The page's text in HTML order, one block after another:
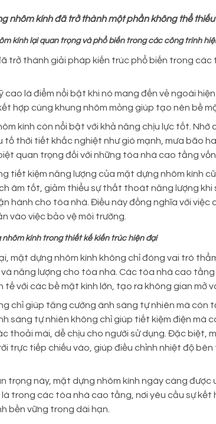
nhôm kính đã trở thành một phần không thể
kính lại quan trọng và phổ biến trong các công trình
trở thành giải pháp kiến trúc phổ biến trong các
là điểm nổi bật khi nó mang đến vẻ ngoài
hợp cùng khung nhôm mỏng giúp tạo nên bề
kính còn nổi bật với khả năng chịu lực tốt.
tố thời tiết khắc nghiệt như gió mạnh, mưa bão
quan trọng đối với những tòa nhà cao tầng
tiết kiệm năng lượng của mặt dựng nhôm kính
âm tốt, giảm thiểu sự thất thoát năng lượng khi
hành cho tòa nhà. Điều này đồng nghĩa với
vào việc bảo vệ môi trường.
nhôm kính trong thiết kế kiến trúc hiện đại
mặt dựng nhôm kính không chỉ đóng vai trò
năng lượng cho tòa nhà. Các tòa nhà cao
với các bề mặt kính lớn, tạo ra không gian mở
chỉ giúp tăng cường ánh sáng tự nhiên mà còn
sáng tự nhiên không chỉ giúp tiết kiệm điện mà
thoải mái, dễ chịu cho người sử dụng. Đặc biệt,
trực tiếp chiếu vào, giúp điều chỉnh nhiệt độ
trọng này, mặt dựng nhôm kính ngày càng
trong các tòa nhà cao tầng, nơi yêu cầu sự kết
bền vững trong dài hạn.